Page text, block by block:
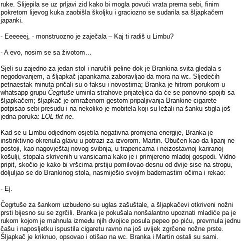
ruke. Slijepila se uz prljavi zid kako bi mogla povući vrata prema sebi, finim
pokretom lijevog kuka zaobišla školjku i graciozno se sudarila sa šljapkačem
japanki.
- Eeeeeej, - monstruozno je zaječala – Kaj ti radiš u Limbu?
- A evo, nosim se sa životom…
Sjeli su zajedno za jedan stol i naručili peline dok je Brankina svita gledala s
negodovanjem, a šljapkač japankama zaboravljao da mora na wc. Sljedećih
petnaestak minuta pričali su o faksu i novostima; Branka je hitrom porukom u
whatsapp grupu Čegrtuše umirila strahove prijateljica da će se ponovno spojiti sa
šljapkačem; šljapkač je omraženom gestom pripaljivanja Brankine cigarete
potpisao sebi presudu i na nekoliko je mobitela koji su ležali na šanku stigla još
jedna poruka: LOL fkt ne.
Kad se u Limbu odjednom osjetila negativna promjena energije, Branka je
instinktivno okrenula glavu u potrazi za izvorom. Martin. Obučen kao da lipanj ne
postoji, kao nagovještaj novog svibnja, u trapericama i neizostavnoj kariranoj
košulji, stopala skrivenih u vansicama kako je i primjereno mladoj gospodi. Vidno
pripit, skočio je kako bi vršcima prstiju pomilovao desnu od dvije sise na stropu,
doljuljao se do Brankinog stola, nasmiješio svojim bademastim očima i rekao:
- Ej.
Čegrtuše za šankom uzbuđeno su uglas zašuštale, a šljapkačevi otkriveni nožni
prsti bijesno su se zgrčili. Branka je pokušala nonšalantno upoznati mladiće pa je
rukom kojom je mahnula između njih dvojice posula pepeo po piću, prevrnula jednu
čašu i naposljetku ispustila cigaretu ravno na još uvijek zgrčene nožne prste.
Šljapkač je kriknuo, opsovao i otišao na wc. Branka i Martin ostali su sami.